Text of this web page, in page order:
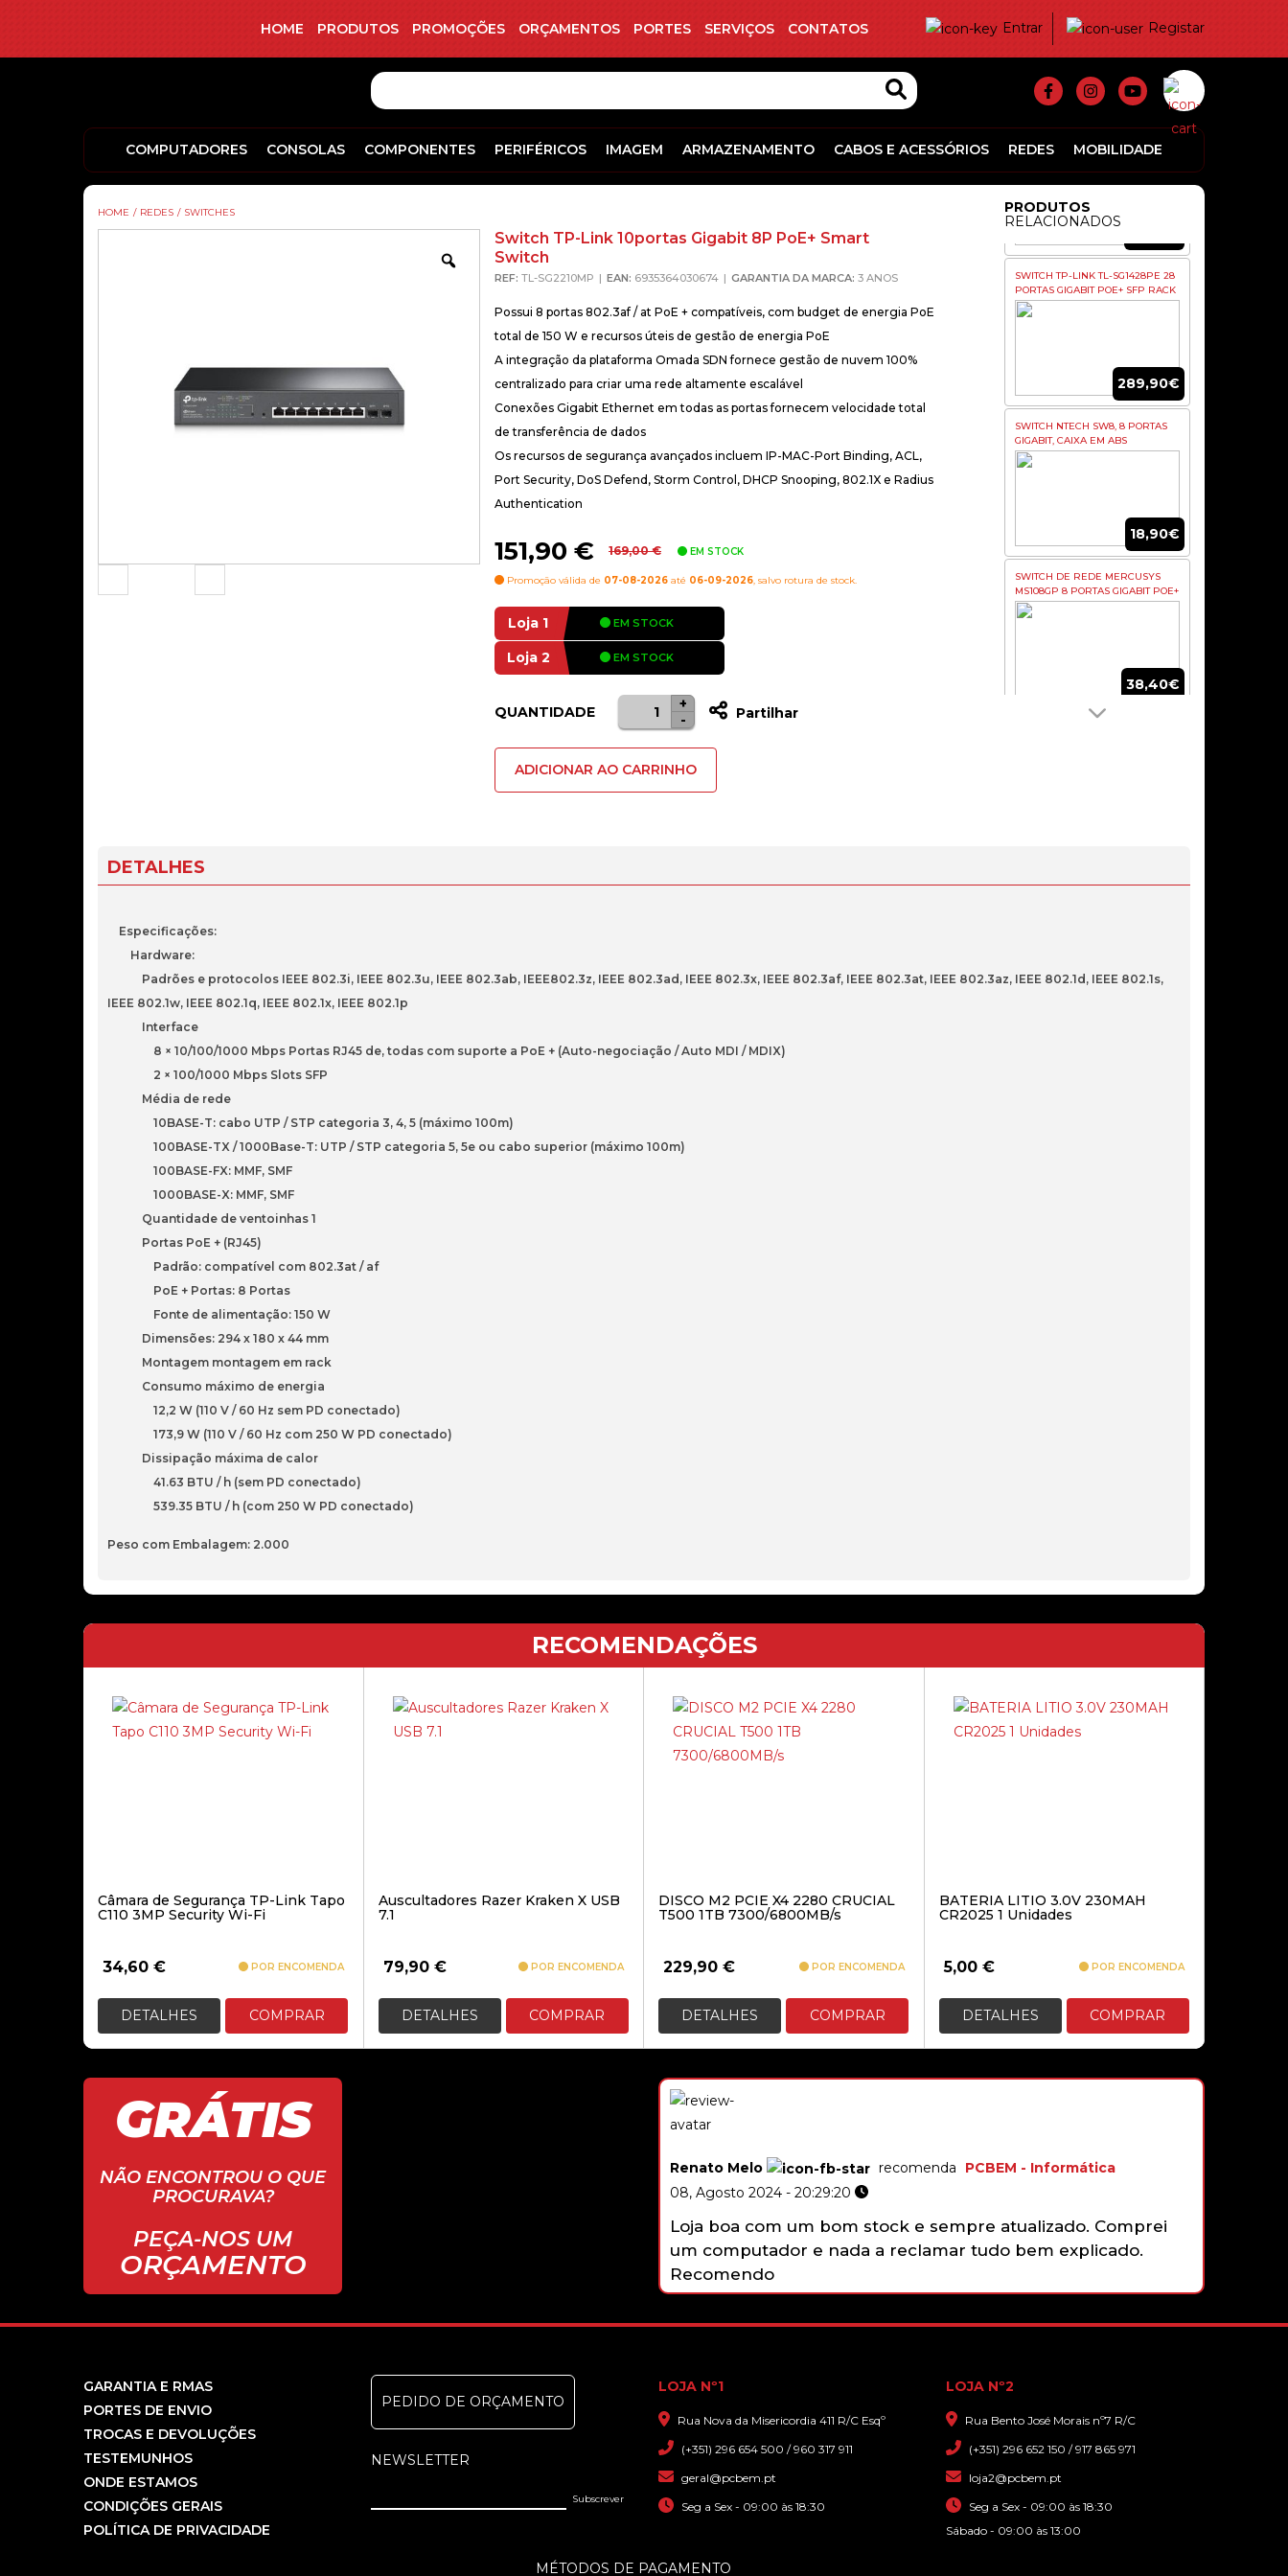
HOME PRODUTOS PROMOÇÕES ORÇAMENTOS PORTES SERVIÇOS CONTATOS Entrar Registar
COMPUTADORES CONSOLAS COMPONENTES PERIFÉRICOS IMAGEM ARMAZENAMENTO CABOS E ACESSÓRIOS REDES MOBILIDADE
HOME / REDES / SWITCHES
Zoom
Switch TP-Link 10portas Gigabit 8P PoE+ Smart
Switch
REF: TL-SG2210MP EAN: 6935364030674 GARANTIA DA MARCA: 3 ANOS
Possui 8 portas 802.3af / at PoE + compatíveis, com budget de energia PoE
total de 150 W e recursos úteis de gestão de energia PoE
A integração da plataforma Omada SDN fornece gestão de nuvem 100%
centralizado para criar uma rede altamente escalável
Conexões Gigabit Ethernet em todas as portas fornecem velocidade total
de transferência de dados
Os recursos de segurança avançados incluem IP-MAC-Port Binding, ACL,
Port Security, DoS Defend, Storm Control, DHCP Snooping, 802.1X e Radius
Authentication
169,00€ O
preço
era:
169,00 €.
151,90 € O
preço
é:
151,90 €.
EM STOCK
Promoção válida de 07-08-2026 até 06-09-2026, salvo rotura de stock.
Loja 1 EM STOCK
Loja 2 EM STOCK
QUANTIDADE
Quantidade
de
Switch
TP-
-
+
Partilhar
ADICIONAR AO CARRINHO
PRODUTOS
RELACIONADOS
24,60€
SWITCH TP-LINK TL-SG1428PE 28
PORTAS GIGABIT POE+ SFP RACK
289,90€
SWITCH NTECH SW8, 8 PORTAS
GIGABIT, CAIXA EM ABS
18,90€
SWITCH DE REDE MERCUSYS
MS108GP 8 PORTAS GIGABIT POE+
38,40€
PORTAS GIGABIT POE+ SFP RACK
DETALHES
Especificações:
Hardware:
Padrões e protocolos IEEE 802.3i, IEEE 802.3u, IEEE 802.3ab, IEEE802.3z, IEEE 802.3ad, IEEE 802.3x, IEEE 802.3af, IEEE 802.3at, IEEE 802.3az, IEEE 802.1d, IEEE 802.1s,
IEEE 802.1w, IEEE 802.1q, IEEE 802.1x, IEEE 802.1p
Interface
8 × 10/100/1000 Mbps Portas RJ45 de, todas com suporte a PoE + (Auto-negociação / Auto MDI / MDIX)
2 × 100/1000 Mbps Slots SFP
Média de rede
10BASE-T: cabo UTP / STP categoria 3, 4, 5 (máximo 100m)
100BASE-TX / 1000Base-T: UTP / STP categoria 5, 5e ou cabo superior (máximo 100m)
100BASE-FX: MMF, SMF
1000BASE-X: MMF, SMF
Quantidade de ventoinhas 1
Portas PoE + (RJ45)
Padrão: compatível com 802.3at / af
PoE + Portas: 8 Portas
Fonte de alimentação: 150 W
Dimensões: 294 x 180 x 44 mm
Montagem montagem em rack
Consumo máximo de energia
12,2 W (110 V / 60 Hz sem PD conectado)
173,9 W (110 V / 60 Hz com 250 W PD conectado)
Dissipação máxima de calor
41.63 BTU / h (sem PD conectado)
539.35 BTU / h (com 250 W PD conectado)
Peso com Embalagem: 2.000
RECOMENDAÇÕES
Câmara de Segurança TP-Link Tapo
C110 3MP Security Wi-Fi
34,60 € POR ENCOMENDA
DETALHES COMPRAR
Auscultadores Razer Kraken X USB
7.1
79,90 € POR ENCOMENDA
DETALHES COMPRAR
DISCO M2 PCIE X4 2280 CRUCIAL
T500 1TB 7300/6800MB/s
229,90 € POR ENCOMENDA
DETALHES COMPRAR
BATERIA LITIO 3.0V 230MAH
CR2025 1 Unidades
5,00 € POR ENCOMENDA
DETALHES COMPRAR
GRÁTIS
NÃO ENCONTROU O QUE
PROCURAVA?
PEÇA-NOS UM
ORÇAMENTO
Renato Melo recomenda PCBEM - Informática
08, Agosto 2024 - 20:29:20
Loja boa com um bom stock e sempre atualizado. Comprei
um computador e nada a reclamar tudo bem explicado.
Recomendo
faziam
que sim,
GARANTIA E RMAS
PORTES DE ENVIO
TROCAS E DEVOLUÇÕES
TESTEMUNHOS
ONDE ESTAMOS
CONDIÇÕES GERAIS
POLÍTICA DE PRIVACIDADE
PEDIDO DE ORÇAMENTO
NEWSLETTER
LOJA Nº1
Rua Nova da Misericordia 411 R/C Esqº
(+351) 296 654 500 / 960 317 911
geral@pcbem.pt
Seg a Sex - 09:00 às 18:30
LOJA Nº2
Rua Bento José Morais nº7 R/C
(+351) 296 652 150 / 917 865 971
loja2@pcbem.pt
Seg a Sex - 09:00 às 18:30
Sábado - 09:00 às 13:00
MÉTODOS DE PAGAMENTO